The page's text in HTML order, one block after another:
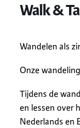
Walk &
Wandelen als
Onze
Tijdens de
en lessen over
Nederlands en